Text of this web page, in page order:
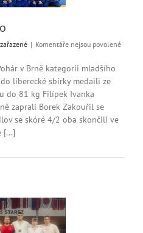
| Komentáře nejsou povolenéu
v Brně kategorii mladšího
liberecké sbírky medaili ze
do 81 kg Filípek Ivanka
zaprali Borek Zakouřil se
se skóré 4/2 oba skončili ve
[...]